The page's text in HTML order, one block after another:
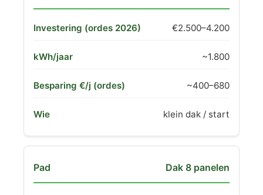
€2.500–4.200
~1.800
~400–680
klein dak / start
Dak 8 panelen